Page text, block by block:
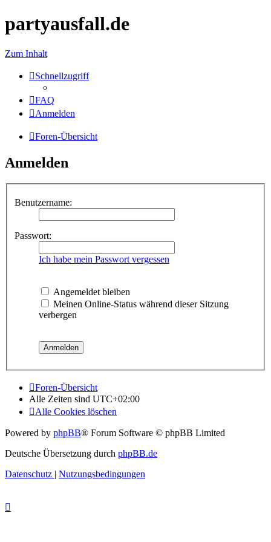
partyausfall.de
Zum Inhalt
Schnellzugriff
FAQ
Anmelden
Foren-Übersicht
Anmelden
Benutzername:
Passwort:
Ich habe mein Passwort vergessen
Angemeldet bleiben
Meinen Online-Status während dieser Sitzung
verbergen
Foren-Übersicht
Alle Zeiten sind UTC+02:00
Alle Cookies löschen
Powered by phpBB® Forum Software © phpBB Limited
Deutsche Übersetzung durch phpBB.de
Datenschutz | Nutzungsbedingungen